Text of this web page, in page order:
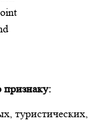
признаку:
туристических,